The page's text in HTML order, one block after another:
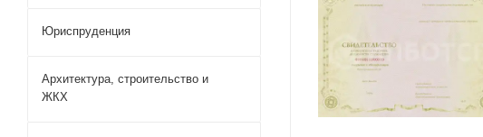
Юриспруденция
Архитектура, строительство и
ЖКХ